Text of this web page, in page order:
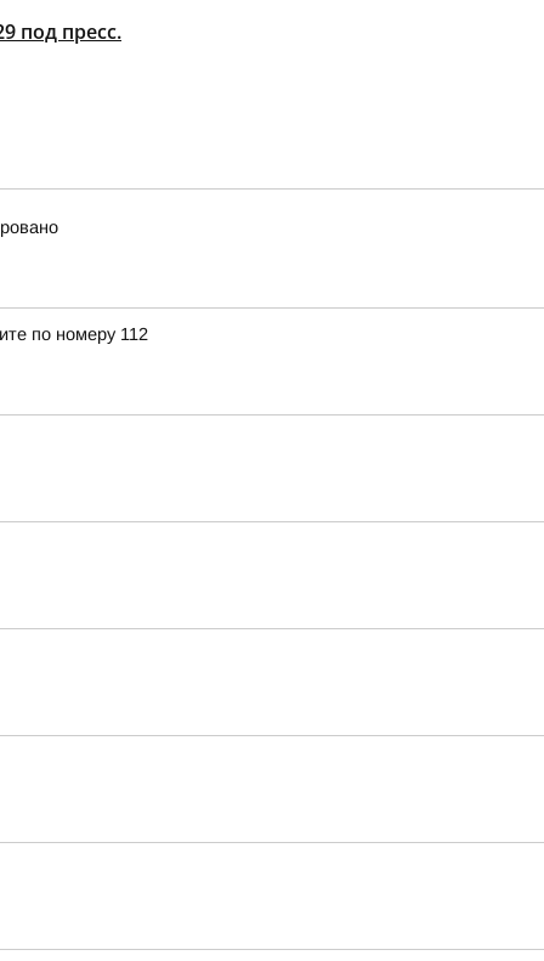
под пресс.
по номеру 112